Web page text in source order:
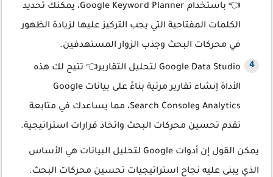
👈 باستخدام Google Keyword Planner، يمكنك تحديد
الكلمات المفتاحية التي يجب التركيز عليها لزيادة الظهور
في محركات البحث وجذب الزوار المستهدفين.
Google Data Studio لتحليل التقارير👈 تتيح لك هذه
الأداة إنشاء تقارير مرئية بناءً على بيانات Google
Analytics وSearch Console، مما يساعدك في متابعة
تقدم تحسين محركات البحث واتخاذ قرارات استراتيجية.
يمكن القول إن أدوات Google لتحليل البيانات هي الأساس
الذي يبنى عليه نجاح استراتيجيات تحسين محركات البحث.